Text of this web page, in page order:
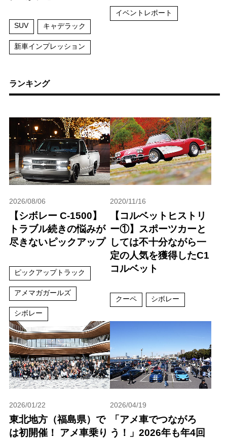
SUV キャデラック
新車インプレッション
イベントレポート
ランキング
2026/08/06
【シボレー C-1500】
トラブル続きの悩みが
尽きないピックアップ
ピックアップトラック
アメマガガールズ
シボレー
2020/11/16
【コルベットヒストリ
ー①】スポーツカーと
しては不十分ながら一
定の人気を獲得したC1
コルベット
クーペ シボレー
2026/01/22
東北地方（福島県）で
は初開催！ アメ車乗り
2026/04/19
「アメ車でつながろ
う！」2026年も年4回